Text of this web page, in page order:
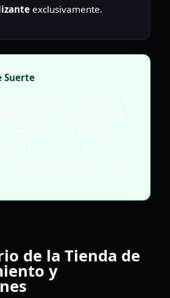
exclusivamente.
Suerte
de la Tienda de
y